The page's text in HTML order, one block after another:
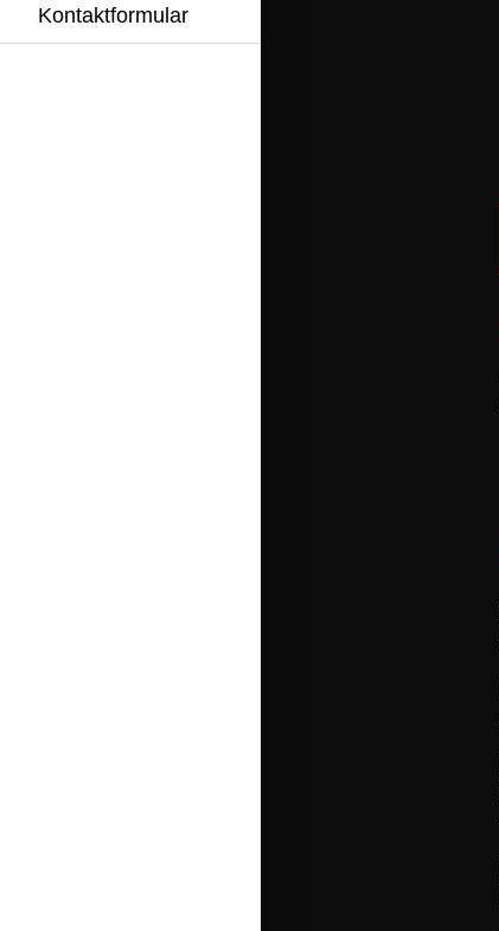
Kontaktformular